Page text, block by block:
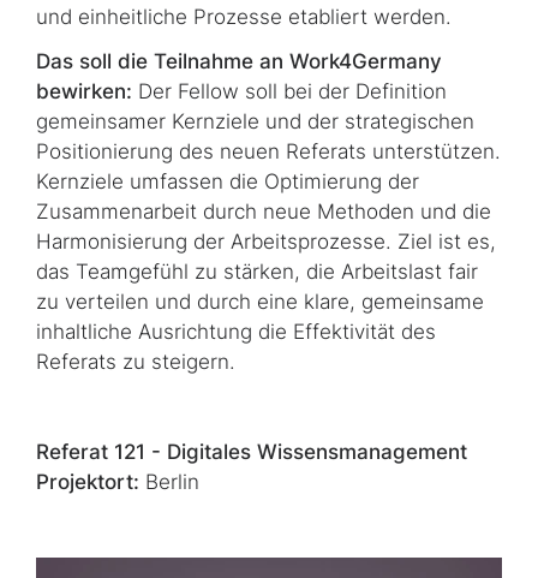
und einheitliche Prozesse etabliert werden.
Das soll die Teilnahme an Work4Germany
bewirken: Der Fellow soll bei der Definition
gemeinsamer Kernziele und der strategischen
Positionierung des neuen Referats unterstützen.
Kernziele umfassen die Optimierung der
Zusammenarbeit durch neue Methoden und die
Harmonisierung der Arbeitsprozesse. Ziel ist es,
das Teamgefühl zu stärken, die Arbeitslast fair
zu verteilen und durch eine klare, gemeinsame
inhaltliche Ausrichtung die Effektivität des
Referats zu steigern.
Referat 121 - Digitales Wissensmanagement
Projektort: Berlin